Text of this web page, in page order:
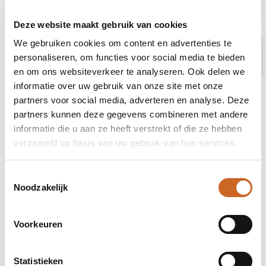
Deze website maakt gebruik van cookies
We gebruiken cookies om content en advertenties te
personaliseren, om functies voor social media te bieden
en om ons websiteverkeer te analyseren. Ook delen we
informatie over uw gebruik van onze site met onze
partners voor social media, adverteren en analyse. Deze
partners kunnen deze gegevens combineren met andere
informatie die u aan ze heeft verstrekt of die ze hebben
verzameld op basis van uw gebruik van hun services.
Noodzakelijk
Voorkeuren
Statistieken
Prijsspecificaties